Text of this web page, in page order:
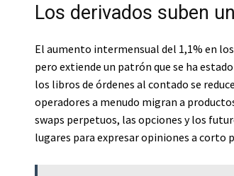
Los derivados suben
El aumento intermensual del 1,1% en
pero extiende un patrón que se ha
los libros de órdenes al contado se
operadores a menudo migran a
swaps perpetuos, las opciones y los
lugares para expresar opiniones a corto